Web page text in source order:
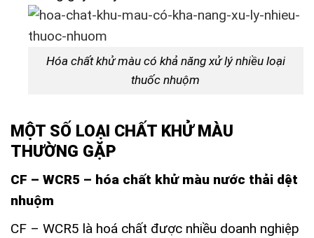
Hóa chất khử màu có khả năng xử lý nhiều loại
thuốc nhuộm
MỘT SỐ LOẠI CHẤT KHỬ MÀU
THƯỜNG GẶP
CF – WCR5 – hóa chất khử màu nước thải dệt
nhuộm
CF – WCR5 là hoá chất được nhiều doanh nghiệp